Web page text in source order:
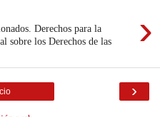
›
Derechos para la
sobre los Derechos de las
›